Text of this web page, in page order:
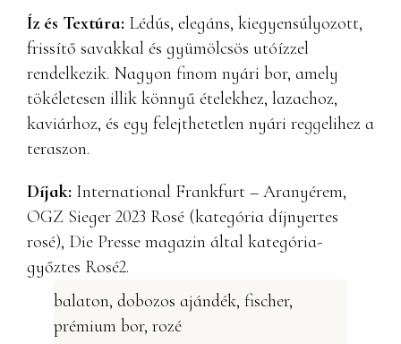
Íz és Textúra: Lédús, elegáns, kiegyensúlyozott,
frissítő savakkal és gyümölcsös utóízzel
rendelkezik. Nagyon finom nyári bor, amely
tökéletesen illik könnyű ételekhez, lazachoz,
kaviárhoz, és egy felejthetetlen nyári reggelihez a
teraszon.
Díjak: International Frankfurt – Aranyérem,
OGZ Sieger 2023 Rosé (kategória díjnyertes
rosé), Die Presse magazin által kategória-
győztes Rosé2.
balaton, dobozos ajándék, fischer,
prémium bor, rozé